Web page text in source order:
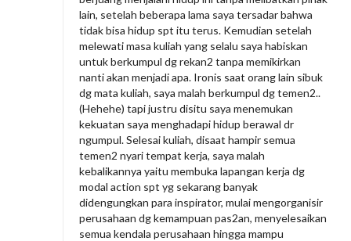
lain, setelah beberapa lama saya tersadar bahwa
tidak bisa hidup spt itu terus. Kemudian setelah
melewati masa kuliah yang selalu saya habiskan
untuk berkumpul dg rekan2 tanpa memikirkan
nanti akan menjadi apa. Ironis saat orang lain sibuk
dg mata kuliah, saya malah berkumpul dg temen2..
(Hehehe) tapi justru disitu saya menemukan
kekuatan saya menghadapi hidup berawal dr
ngumpul. Selesai kuliah, disaat hampir semua
temen2 nyari tempat kerja, saya malah
kebalikannya yaitu membuka lapangan kerja dg
modal action spt yg sekarang banyak
didengungkan para inspirator, mulai mengorganisir
perusahaan dg kemampuan pas2an, menyelesaikan
semua kendala perusahaan hingga mampu